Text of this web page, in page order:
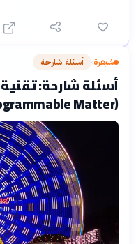
شيفرة› أسئلة شارحة
أسئلة شارحة:
(Programmable Matter)